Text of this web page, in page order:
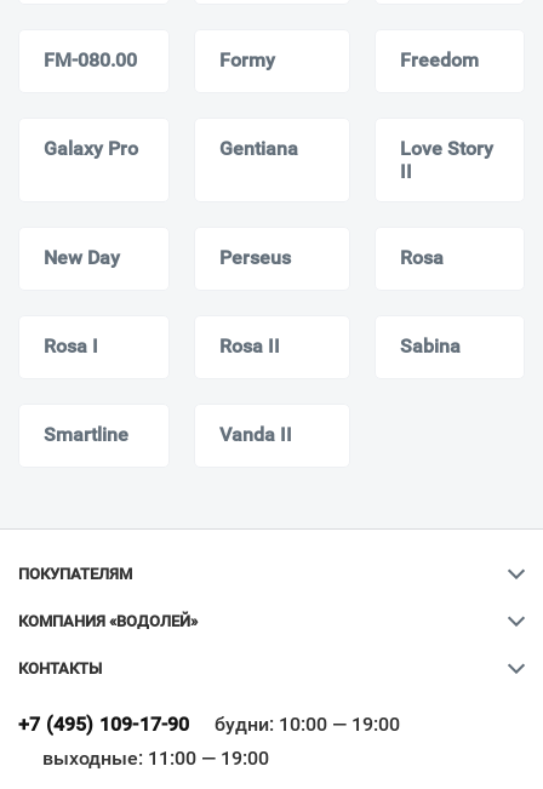
FM-080.00 Formy Freedom
Galaxy Pro Gentiana
Love Story
II
New Day Perseus Rosa
Rosa I Rosa II Sabina
Smartline Vanda II
ПОКУПАТЕЛЯМ
КОМПАНИЯ «ВОДОЛЕЙ»
КОНТАКТЫ
+7 (495) 109-17-90
будни: 10:00 — 19:00
выходные: 11:00 — 19:00
Всё верно